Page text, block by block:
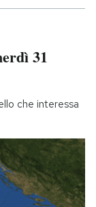
31
che interessa